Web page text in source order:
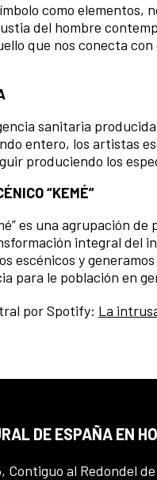
como
del hombre
que nos conecta
sanitaria
entero, los artistas
produciendo los
“KEMÉ”
es una agrupación
integral del
escénicos y
para le población en
por Spotify: La
DE ESPAÑA EN
Contiguo al Redondel